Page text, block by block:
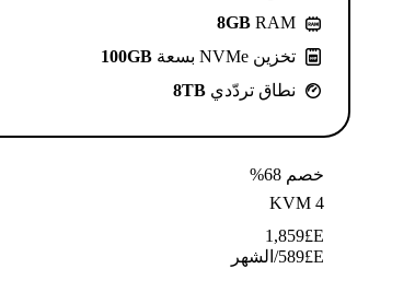
8GB RAM
تخزين NVMe بسعة
100GB
نطاق تردّدي 8TB
خصم 68%
KVM 4
E£
1,859
E£
589/الشهر